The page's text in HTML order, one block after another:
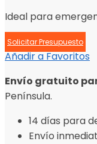
Ideal para
Solicitar Presupuesto
Añadir a Favoritos
Envío gratuito
Península.
14 días para
Envío